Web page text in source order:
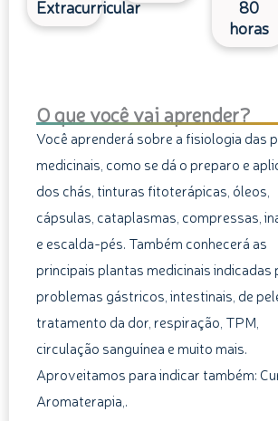
Extracurricular
80
horas
O que você vai aprender?
Você aprenderá sobre a fisiologia das
medicinais, como se dá o preparo e
dos chás, tinturas fitoterápicas, óleos,
cápsulas, cataplasmas, compressas,
e escalda-pés. Também conhecerá as
principais plantas medicinais indicadas
problemas gástricos, intestinais, de
tratamento da dor, respiração, TPM,
circulação sanguínea e muito mais.
Aproveitamos para indicar também:
Aromaterapia,.